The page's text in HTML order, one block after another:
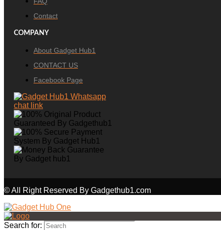
Contact
COMPANY
About Gadget Hub1
CONTACT US
Facebook Page
© All Right Reserved By Gadgethub1.com
Search for: